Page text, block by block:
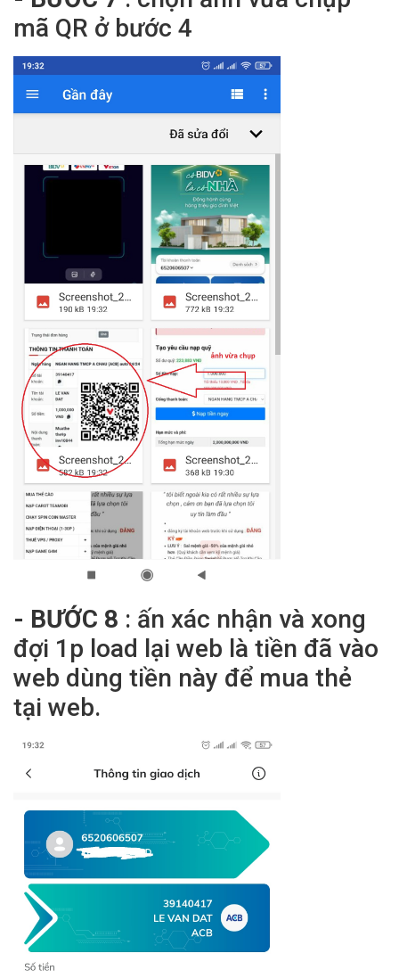
mã QR ở bước 4
- BƯỚC 8 : ấn xác nhận và xong
đợi 1p load lại web là tiền đã vào
web dùng tiền này để mua thẻ
tại web.